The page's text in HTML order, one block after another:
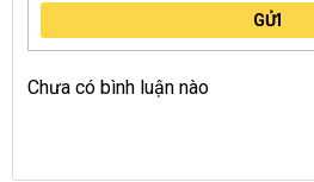
GỬI
Chưa có bình luận nào